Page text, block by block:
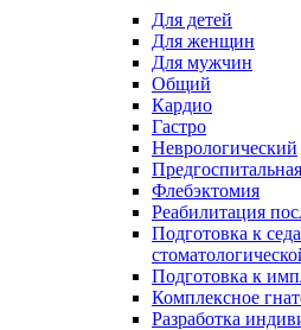
Для детей
Для женщин
Для мужчин
Общий
Кардио
Гастро
Неврологический
Флебэктомия
Реабилитация
Подготовка к
Подготовка к
Комплексное
Разработка